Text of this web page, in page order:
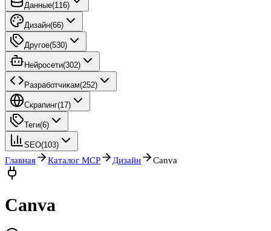
Данные(116)
Дизайн(66)
Другое(530)
Нейросети(302)
Разработчикам(252)
Скрапинг(17)
Теги(6)
SEO(103)
Главная Каталог MCP Дизайн Canva
Canva